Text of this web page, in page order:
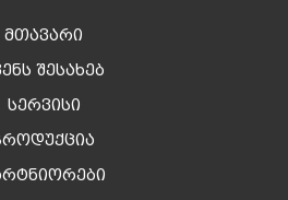
მთავარი
შესახებ
სერვისი